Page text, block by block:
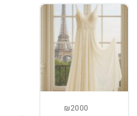
₪2000